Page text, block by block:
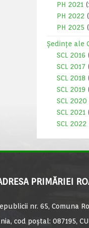
PH 2021
PH 2022
PH 2025
Ședințe ale
SCL 2016
SCL 2017
SCL 2018
SCL 2019
SCL 2020
SCL 2021
SCL 2022
PRIMĂRIEI
nr. 65, Comuna
cod poștal: 087195,